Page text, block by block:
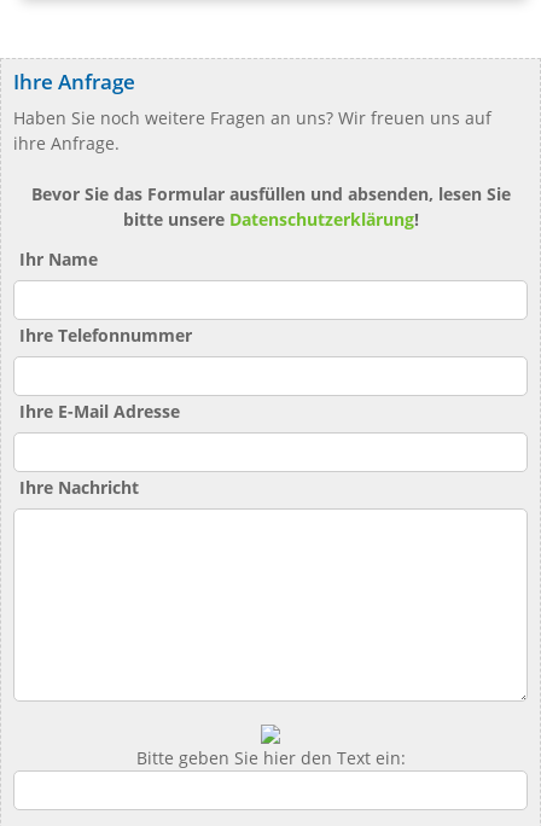
Ihre Anfrage
Haben Sie noch weitere Fragen an uns? Wir freuen uns auf
ihre Anfrage.
Bevor Sie das Formular ausfüllen und absenden, lesen Sie
bitte unsere Datenschutzerklärung!
Ihr Name
Ihre Telefonnummer
Ihre E-Mail Adresse
Ihre Nachricht
Bitte geben Sie hier den Text ein: